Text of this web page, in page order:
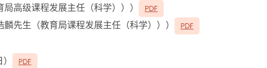
局高级课程发展主任（科学）））
麟先生（教育局课程发展主任（科学）））